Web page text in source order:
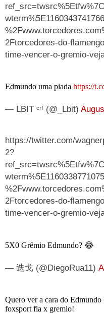
2Ftorcedores-do-
time-vencer-o-gremio-
Edmundo uma piada https://
— LBIT ᶜʳᶠ (@_Lbit)
https://twitter.com/
2?
2Ftorcedores-do-
time-vencer-o-gremio-
5X0 Grêmio Edmundo? 😂
— 迭戈 (@DiegoRua11)
Quero ver a cara do
foxsport fla x gremio!